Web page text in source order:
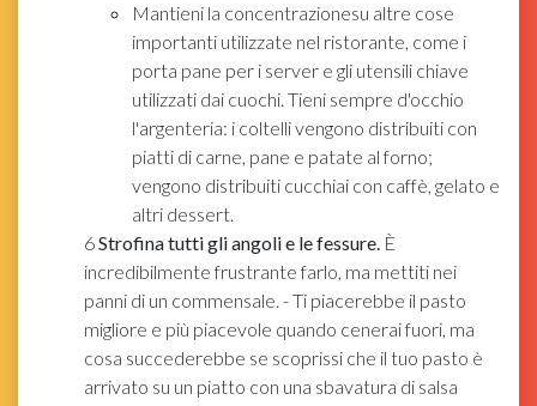
Mantieni la concentrazionesu altre cose
importanti utilizzate nel ristorante, come i
porta pane per i server e gli utensili chiave
utilizzati dai cuochi. Tieni sempre d'occhio
l'argenteria: i coltelli vengono distribuiti con
piatti di carne, pane e patate al forno;
vengono distribuiti cucchiai con caffè, gelato e
altri dessert.
6Strofina tutti gli angoli e le fessure. È
incredibilmente frustrante farlo, ma mettiti nei
panni di un commensale. - Ti piacerebbe il pasto
migliore e più piacevole quando cenerai fuori, ma
cosa succederebbe se scoprissi che il tuo pasto è
arrivato su un piatto con una sbavatura di salsa